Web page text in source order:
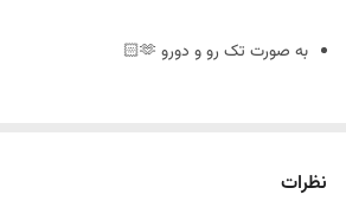
به صورت تک رو و دورو 🫶🏻
نظرات